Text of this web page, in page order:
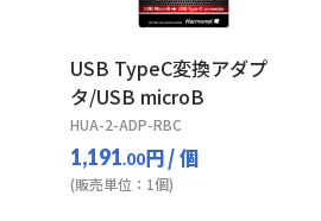
USB TypeC変換アダプ
タ/USB microB
HUA-2-ADP-RBC
1,191.00円/ 個
(販売単位：1個)